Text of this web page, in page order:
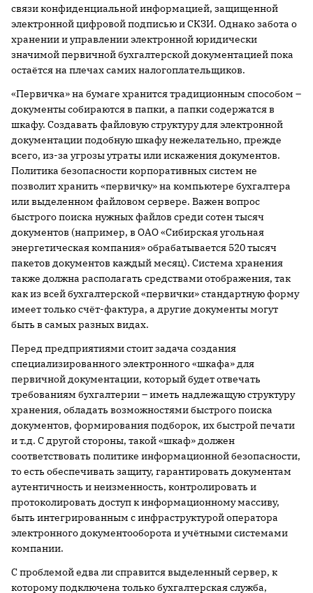
связи конфиденциальной информацией, защищенной
электронной цифровой подписью и СКЗИ. Однако забота о
хранении и управлении электронной юридически
значимой первичной бухгалтерской документацией пока
остаётся на плечах самих налогоплательщиков.
«Первичка» на бумаге хранится традиционным способом –
документы собираются в папки, а папки содержатся в
шкафу. Создавать файловую структуру для электронной
документации подобную шкафу нежелательно, прежде
всего, из-за угрозы утраты или искажения документов.
Политика безопасности корпоративных систем не
позволит хранить «первичку» на компьютере бухгалтера
или выделенном файловом сервере. Важен вопрос
быстрого поиска нужных файлов среди сотен тысяч
документов (например, в ОАО «Сибирская угольная
энергетическая компания» обрабатывается 520 тысяч
пакетов документов каждый месяц). Система хранения
также должна располагать средствами отображения, так
как из всей бухгалтерской «первички» стандартную форму
имеет только счёт-фактура, а другие документы могут
быть в самых разных видах.
Перед предприятиями стоит задача создания
специализированного электронного «шкафа» для
первичной документации, который будет отвечать
требованиям бухгалтерии – иметь надлежащую структуру
хранения, обладать возможностями быстрого поиска
документов, формирования подборок, их быстрой печати
и т.д. С другой стороны, такой «шкаф» должен
соответствовать политике информационной безопасности,
то есть обеспечивать защиту, гарантировать документам
аутентичность и неизменность, контролировать и
протоколировать доступ к информационному массиву,
быть интегрированным с инфраструктурой оператора
электронного документооборота и учётными системами
компании.
С проблемой едва ли справится выделенный сервер, к
которому подключена только бухгалтерская служба,